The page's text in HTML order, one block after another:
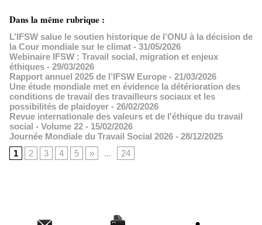
Dans la même rubrique :
L’IFSW salue le soutien historique de l’ONU à la décision de
la Cour mondiale sur le climat - 31/05/2026
Webinaire IFSW : Travail social, migration et enjeux
éthiques - 29/03/2026
Rapport annuel 2025 de l’IFSW Europe - 21/03/2026
Une étude mondiale met en évidence la détérioration des
conditions de travail des travailleurs sociaux et les
possibilités de plaidoyer - 26/02/2026
Revue internationale des valeurs et de l'éthique du travail
social - Volume 22 - 15/02/2026
Journée Mondiale du Travail Social 2026 - 28/12/2025
1
2 3 4 5 » ... 24